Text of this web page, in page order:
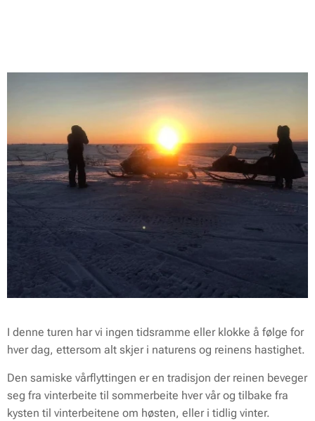
I denne turen har vi ingen tidsramme eller klokke å følge for
hver dag, ettersom alt skjer i naturens og reinens hastighet.
Den samiske vårflyttingen er en tradisjon der reinen beveger
seg fra vinterbeite til sommerbeite hver vår og tilbake fra
kysten til vinterbeitene om høsten, eller i tidlig vinter.